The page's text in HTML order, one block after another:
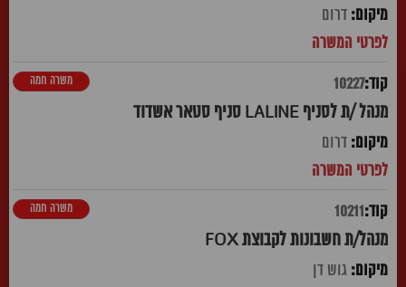
דרום
10227
מנהל /ת לסניף LALINE סניף סטאר אשדוד
משרה חמה
דרום
10211
מנהל/ת חשבונות לקבוצת FOX
משרה חמה
גוש דן